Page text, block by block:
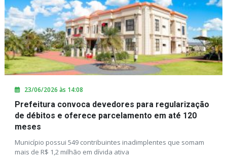
23/06/2026 às 14:08
Prefeitura convoca devedores para regularização
de débitos e oferece parcelamento em até 120
meses
Município possui 549 contribuintes inadimplentes que somam
mais de R$ 1,2 milhão em dívida ativa